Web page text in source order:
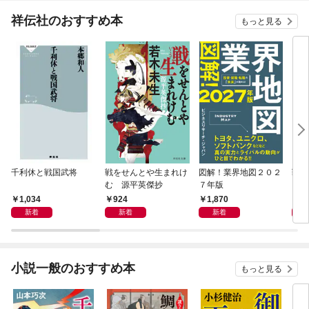
祥伝社のおすすめ本 もっと見る
千利休と戦国武将
1,034
新着
戦をせんとや生まれけ
む 源平英傑抄
924
新着
図解！業界地図２０２
７年版
1,870
新着
戦
小説一般のおすすめ本 もっと見る